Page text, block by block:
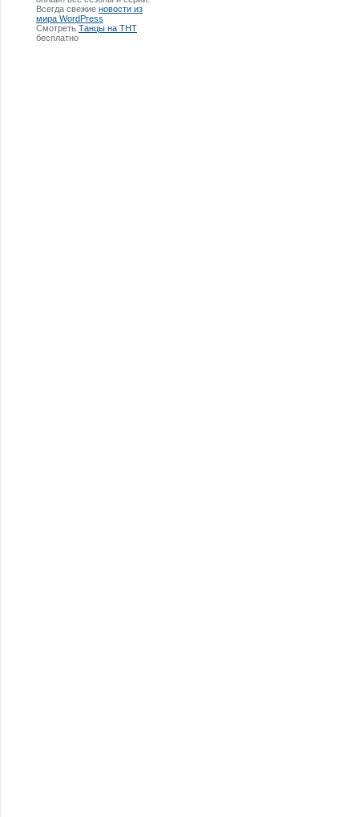
Всегда свежие новости из
мира WordPress
Смотреть Танцы на ТНТ
бесплатно